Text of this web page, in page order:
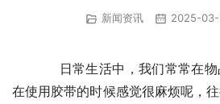
新闻资讯 2025-03-
在使用胶带的时候感觉很麻烦呢，